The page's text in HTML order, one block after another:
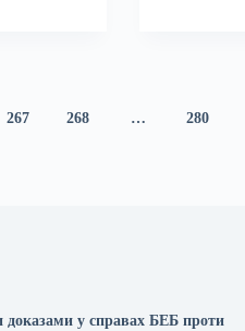
267 268 … 280
доказами у справах БЕБ проти